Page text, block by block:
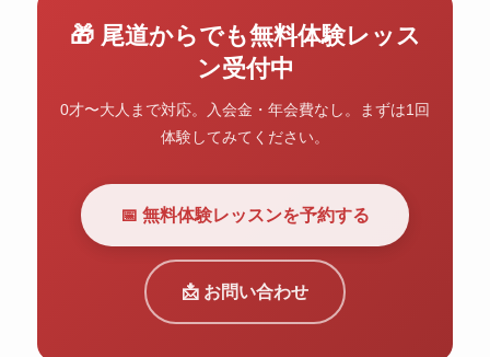
🎁 尾道からでも無料体験レッス
ン受付中
0才〜大人まで対応。入会金・年会費なし。まずは1回
体験してみてください。
📅 無料体験レッスンを予約する
📩 お問い合わせ